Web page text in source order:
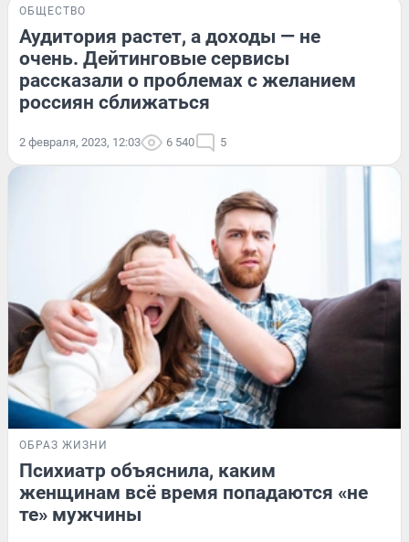
ОБЩЕСТВО
Аудитория растет, а доходы — не
очень. Дейтинговые сервисы
рассказали о проблемах с желанием
россиян сближаться
2 февраля, 2023, 12:03 6 540 5
ОБРАЗ ЖИЗНИ
Психиатр объяснила, каким
женщинам всё время попадаются «не
те» мужчины